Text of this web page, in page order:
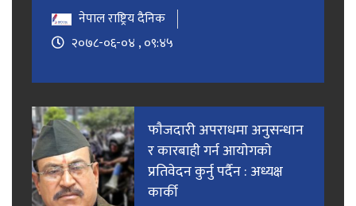
नेपाल राष्ट्रिय दैनिक
२०७८-०६-०४ , ०९:४५
फाैजदारी अपराधमा अनुसन्धान
र कारबाही गर्न आयाेगकाे
प्रतिवेदन कुर्नु पर्दैन : अध्यक्ष
कार्की